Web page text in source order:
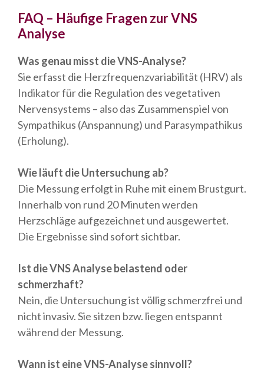
FAQ – Häufige Fragen zur VNS
Analyse
Was genau misst die VNS-Analyse?
Sie erfasst die Herzfrequenzvariabilität (HRV) als
Indikator für die Regulation des vegetativen
Nervensystems – also das Zusammenspiel von
Sympathikus (Anspannung) und Parasympathikus
(Erholung).
Wie läuft die Untersuchung ab?
Die Messung erfolgt in Ruhe mit einem Brustgurt.
Innerhalb von rund 20 Minuten werden
Herzschläge aufgezeichnet und ausgewertet.
Die Ergebnisse sind sofort sichtbar.
Ist die VNS Analyse belastend oder
schmerzhaft?
Nein, die Untersuchung ist völlig schmerzfrei und
nicht invasiv. Sie sitzen bzw. liegen entspannt
während der Messung.
Wann ist eine VNS-Analyse sinnvoll?